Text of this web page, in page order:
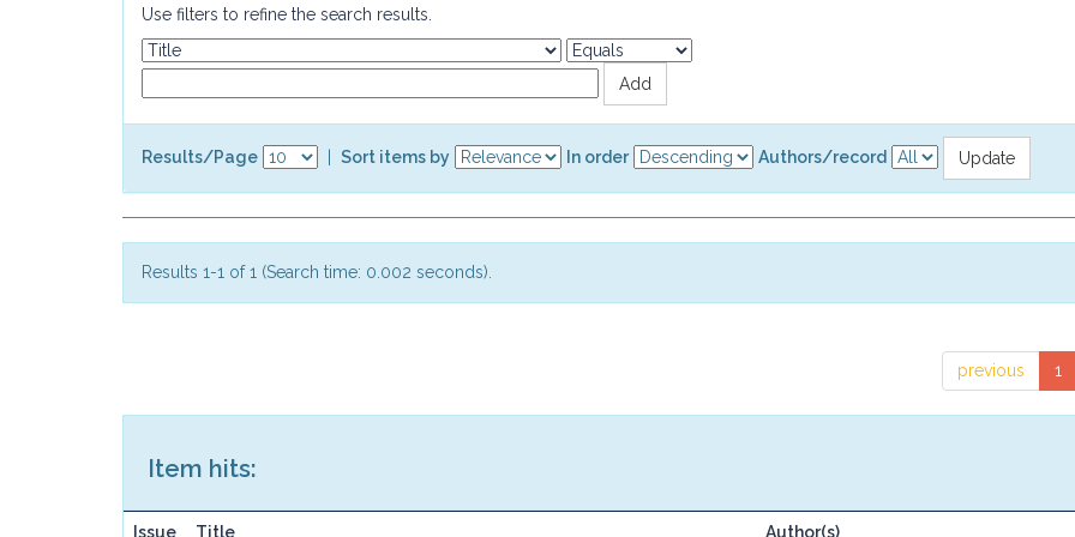
Use filters to refine the search results.
Results/Page Sort items by In order Authors/record
Results 1-1 of 1 (Search time: 0.002 seconds).
previous 1
Item hits:
Issue Title Author(s)